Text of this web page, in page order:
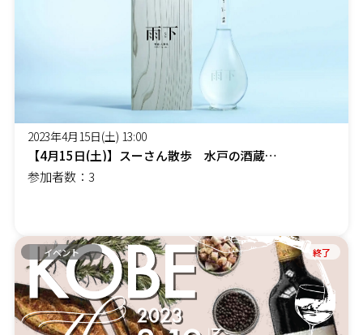
2023年4月15日(土) 13:00
【4月15日(土)】スーさん散歩 水戸の酒蔵 明利酒類へ現地視察へレッツゴー
参加者数：3
イベント 終了